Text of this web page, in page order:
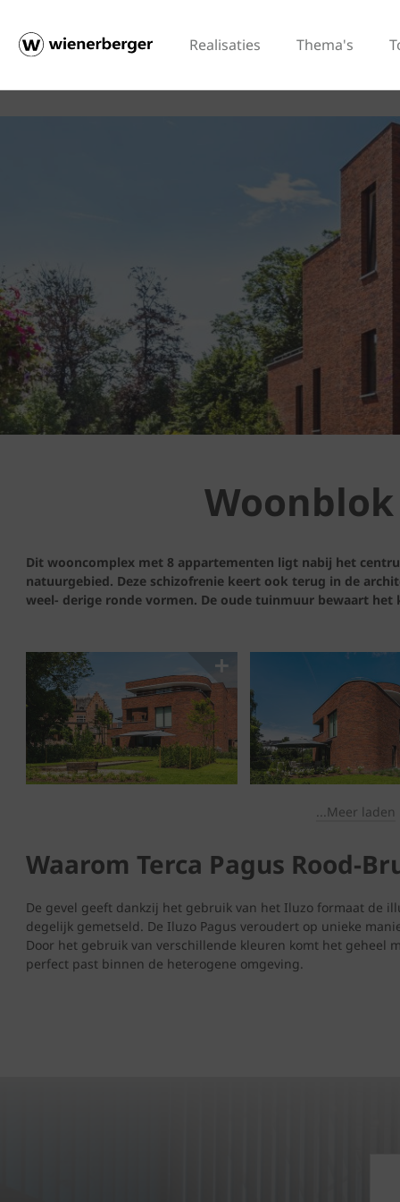
Realisaties Thema's
Dit wooncomplex met 8 appartementen ligt nabij het
natuurgebied. Deze schizofrenie keert ook terug in de
weel- derige ronde vormen. De oude tuinmuur bewaart het
...Meer laden
Waarom Terca Pagus Rood-
De gevel geeft dankzij het gebruik van het Iluzo formaat de
degelijk gemetseld. De Iluzo Pagus veroudert op unieke
Door het gebruik van verschillende kleuren komt het geheel
perfect past binnen de heterogene omgeving.